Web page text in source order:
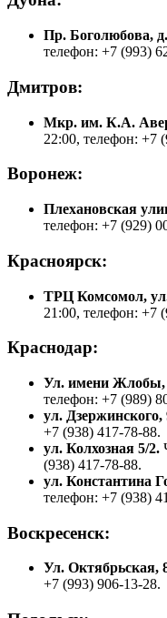
Пр. Боголюбова,
телефон: +7 (993)
Дмитров:
Мкр. им. К.А.
22:00, телефон: +7
Воронеж:
Плехановская
телефон: +7 (929)
Красноярск:
ТРЦ Комсомол,
21:00, телефон: +7
Краснодар:
Ул. имени Жлобы,
телефон: +7 (989)
ул. Дзержинского,
+7 (938) 417-78-88.
ул. Колхозная 5/2.
(938) 417-78-88.
ул. Константина
телефон: +7 (938)
Воскресенск:
Ул. Октябрьская,
+7 (993) 906-13-28.